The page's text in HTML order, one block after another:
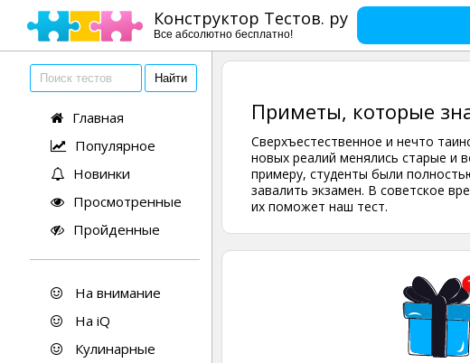
Конструктор Тестов. ру
Все абсолютно бесплатно!
Главная
Популярное
Новинки
Просмотренные
Пройденные
На внимание
На iQ
Кулинарные
Приметы, которые
Сверхъестественное и нечто
новых реалий менялись старые и
примеру, студенты были
завалить экзамен. В советское
их поможет наш тест.